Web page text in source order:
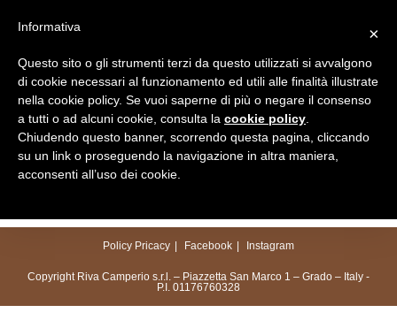
Menu
Policy Pricacy Facebook Instagram
Copyright Riva Camperio s.r.l. – Piazzetta San Marco 1 – Grado – Italy -
P.I. 01176760328
×
Informativa
Questo sito o gli strumenti terzi da questo utilizzati si avvalgono
di cookie necessari al funzionamento ed utili alle finalità illustrate
nella cookie policy. Se vuoi saperne di più o negare il consenso
a tutti o ad alcuni cookie, consulta la cookie policy
Chiudendo questo banner, scorrendo questa pagina, cliccando
su un link o proseguendo la navigazione in altra maniera,
acconsenti all’uso dei cookie.